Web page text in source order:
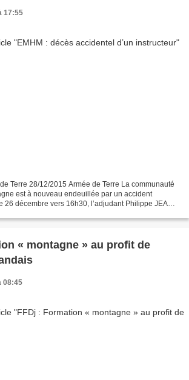
17:55
Terre 28/12/2015 Armée de Terre La communauté
est à nouveau endeuillée par un accident
26 décembre vers 16h30, l’adjudant Philippe JEAN,
« montagne » au profit de
08:45